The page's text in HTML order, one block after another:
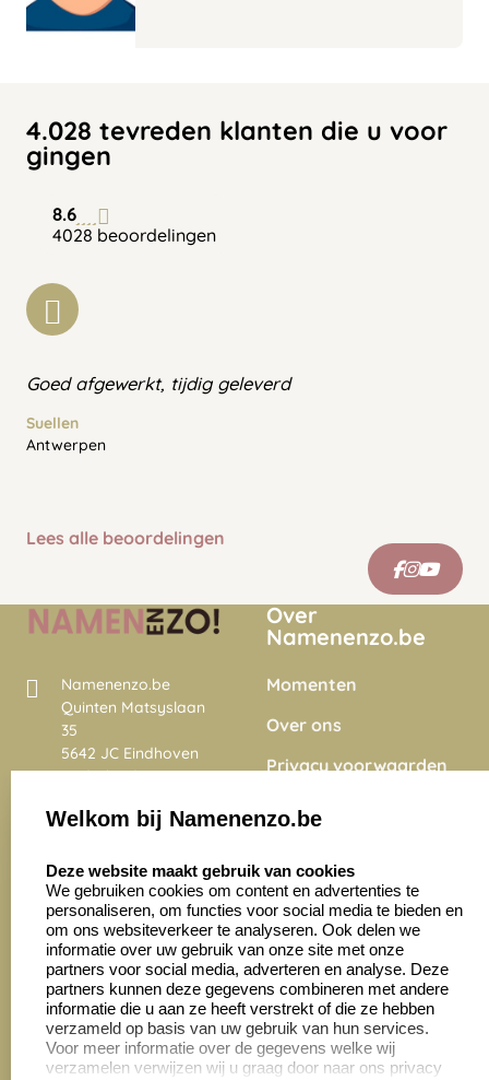
4.028 tevreden klanten die u voor
gingen
8.6
4028 beoordelingen
Goed afgewerkt, tijdig geleverd
Suellen
Antwerpen
Lees alle beoordelingen
Namenenzo.be
Quinten Matsyslaan
35
5642 JC Eindhoven
Nederland
4028 beoordelingen
Over
Namenenzo.be
Momenten
Over ons
Privacy voorwaarden
Onze vacatures
Zakelijk:
Aanvraag op maat
Cadeaubonnen
Klantenservice:
Contact opnemen
Veelgestelde vragen
Retourneren
Welkom bij Namenenzo.be
Deze website maakt gebruik van cookies
We gebruiken cookies om content en advertenties te
personaliseren, om functies voor social media te bieden en
om ons websiteverkeer te analyseren. Ook delen we
informatie over uw gebruik van onze site met onze
partners voor social media, adverteren en analyse. Deze
partners kunnen deze gegevens combineren met andere
informatie die u aan ze heeft verstrekt of die ze hebben
verzameld op basis van uw gebruik van hun services.
Voor meer informatie over de gegevens welke wij
verzamelen verwijzen wij u graag door naar ons privacy